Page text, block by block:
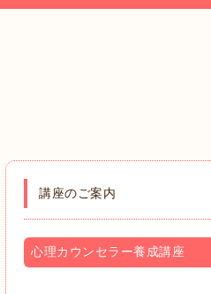
講座のご案内
心理カウンセラー養成講座